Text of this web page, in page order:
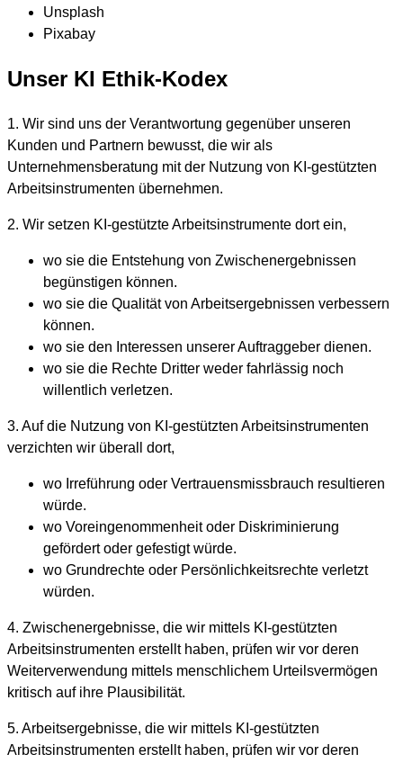
Unsplash
Pixabay
Unser KI Ethik-Kodex
1. Wir sind uns der Verantwortung gegenüber unseren
Kunden und Partnern bewusst, die wir als
Unternehmensberatung mit der Nutzung von KI-gestützten
Arbeitsinstrumenten übernehmen.
2. Wir setzen KI-gestützte Arbeitsinstrumente dort ein,
wo sie die Entstehung von Zwischenergebnissen
begünstigen können.
wo sie die Qualität von Arbeitsergebnissen verbessern
können.
wo sie den Interessen unserer Auftraggeber dienen.
wo sie die Rechte Dritter weder fahrlässig noch
willentlich verletzen.
3. Auf die Nutzung von KI-gestützten Arbeitsinstrumenten
verzichten wir überall dort,
wo Irreführung oder Vertrauensmissbrauch resultieren
würde.
wo Voreingenommenheit oder Diskriminierung
gefördert oder gefestigt würde.
wo Grundrechte oder Persönlichkeitsrechte verletzt
würden.
4. Zwischenergebnisse, die wir mittels KI-gestützten
Arbeitsinstrumenten erstellt haben, prüfen wir vor deren
Weiterverwendung mittels menschlichem Urteilsvermögen
kritisch auf ihre Plausibilität.
5. Arbeitsergebnisse, die wir mittels KI-gestützten
Arbeitsinstrumenten erstellt haben, prüfen wir vor deren